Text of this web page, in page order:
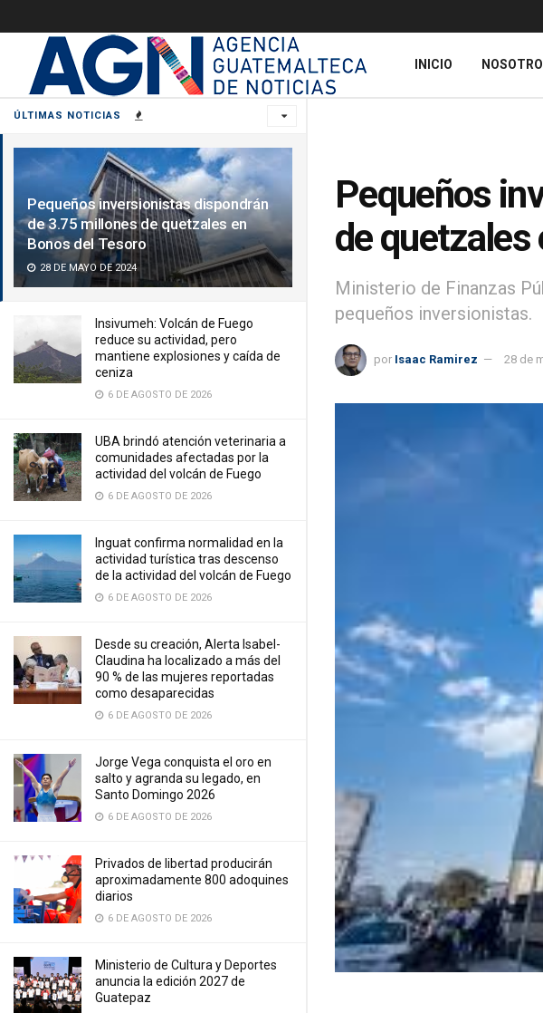
ÚLTIMAS NOTICIAS
Pequeños inversionistas dispondrán
de 3.75 millones de quetzales en
Bonos del Tesoro
28 DE MAYO DE 2024
Insivumeh: Volcán de Fuego
reduce su actividad, pero
mantiene explosiones y caída de
ceniza
6 DE AGOSTO DE 2026
UBA brindó atención veterinaria a
comunidades afectadas por la
actividad del volcán de Fuego
6 DE AGOSTO DE 2026
Inguat confirma normalidad en la
actividad turística tras descenso
de la actividad del volcán de Fuego
6 DE AGOSTO DE 2026
Desde su creación, Alerta Isabel-
Claudina ha localizado a más del
90 % de las mujeres reportadas
como desaparecidas
6 DE AGOSTO DE 2026
Jorge Vega conquista el oro en
salto y agranda su legado, en
Santo Domingo 2026
6 DE AGOSTO DE 2026
Privados de libertad producirán
aproximadamente 800 adoquines
diarios
6 DE AGOSTO DE 2026
Ministerio de Cultura y Deportes
anuncia la edición 2027 de
Guatepaz
INICIO
Pequeños
de quetzales
Ministerio de Finanzas
pequeños inversionistas.
por Isaac Ramirez 28 de